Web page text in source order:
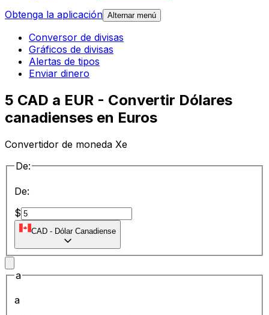
Obtenga la aplicación Alternar menú
Conversor de divisas
Gráficos de divisas
Alertas de tipos
Enviar dinero
5 CAD a EUR - Convertir Dólares
canadienses en Euros
Convertidor de moneda Xe
De:
De:
$
CAD - Dólar Canadiense
a
a